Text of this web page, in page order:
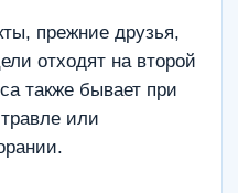
прежние друзья,
отходят на второй
также бывает при
или